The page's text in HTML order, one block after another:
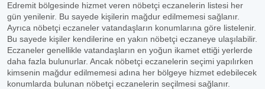
Edremit bölgesinde hizmet veren nöbetçi eczanelerin listesi her
gün yenilenir. Bu sayede kişilerin mağdur edilmemesi sağlanır.
Ayrıca nöbetçi eczaneler vatandaşların konumlarına göre listelenir.
Bu sayede kişiler kendilerine en yakın nöbetçi eczaneye ulaşılabilir.
Eczaneler genellikle vatandaşların en yoğun ikamet ettiği yerlerde
daha fazla bulunurlar. Ancak nöbetçi eczanelerin seçimi yapılırken
kimsenin mağdur edilmemesi adına her bölgeye hizmet edebilecek
konumlarda bulunan nöbetçi eczanelerin seçilmesi sağlanır.